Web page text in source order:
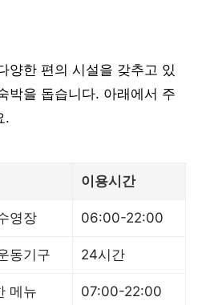
양한 편의 시설을 갖추고 있
박을 돕습니다. 아래에서 주
.
이용시간
영장 06:00-22:00
동기구 24시간
메뉴 07:00-22:00